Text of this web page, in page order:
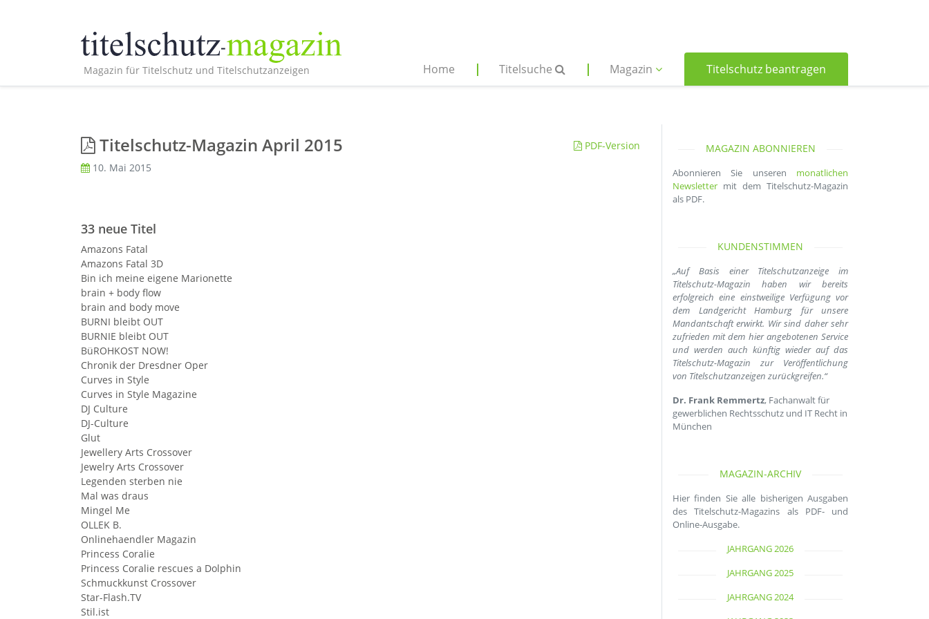
Magazin für Titelschutz und Titelschutzanzeigen Home Titelsuche Magazin Titelschutz beantragen
Titelschutz-Magazin April 2015
10. Mai 2015
PDF-Version
33 neue Titel
Amazons Fatal
Amazons Fatal 3D
Bin ich meine eigene Marionette
brain + body flow
brain and body move
BURNI bleibt OUT
BURNIE bleibt OUT
BüROHKOST NOW!
Chronik der Dresdner Oper
Curves in Style
Curves in Style Magazine
DJ Culture
DJ-Culture
Glut
Jewellery Arts Crossover
Jewelry Arts Crossover
Legenden sterben nie
Mal was draus
Mingel Me
OLLEK B.
Onlinehaendler Magazin
Princess Coralie
Princess Coralie rescues a Dolphin
Schmuckkunst Crossover
Star-Flash.TV
Stil.ist
MAGAZIN ABONNIEREN
Abonnieren Sie unseren monatlichen
Newsletter mit dem Titelschutz-Magazin
als PDF.
KUNDENSTIMMEN
„Auf Basis einer Titelschutzanzeige im
Titelschutz-Magazin haben wir bereits
erfolgreich eine einstweilige Verfügung vor
dem Landgericht Hamburg für unsere
Mandantschaft erwirkt. Wir sind daher sehr
zufrieden mit dem hier angebotenen Service
und werden auch künftig wieder auf das
Titelschutz-Magazin zur Veröffentlichung
von Titelschutzanzeigen zurückgreifen.“
Dr. Frank Remmertz, Fachanwalt für
gewerblichen Rechtsschutz und IT Recht in
München
MAGAZIN-ARCHIV
Hier finden Sie alle bisherigen Ausgaben
des Titelschutz-Magazins als PDF- und
Online-Ausgabe.
JAHRGANG 2026
JAHRGANG 2025
JAHRGANG 2024